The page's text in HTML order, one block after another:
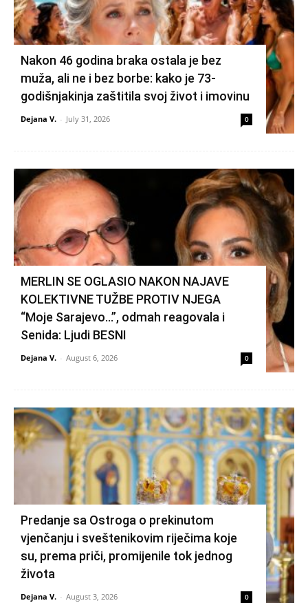
Nakon 46 godina braka ostala je bez
muža, ali ne i bez borbe: kako je 73-
godišnjakinja zaštitila svoj život i imovinu
Dejana V. - July 31, 2026 0
MERLIN SE OGLASIO NAKON NAJAVE
KOLEKTIVNE TUŽBE PROTIV NJEGA
“Moje Sarajevo…”, odmah reagovala i
Senida: Ljudi BESNI
Dejana V. - August 6, 2026 0
Predanje sa Ostroga o prekinutom
vjenčanju i sveštenikovim riječima koje
su, prema priči, promijenile tok jednog
života
Dejana V. - August 3, 2026 0